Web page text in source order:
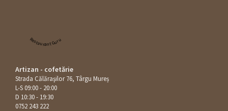
Restaurant Guru
Artizan - cofetărie
Strada Călăraşilor 76, Târgu Mureș
L-S 09:00 - 20:00
D 10:30 - 19:30
0752 243 222